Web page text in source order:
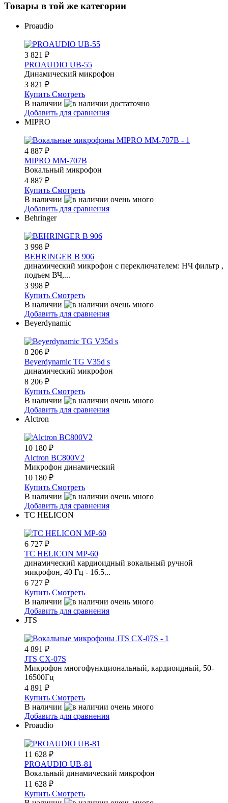
Товары в той же категории
Proaudio
3 821 ₽
PROAUDIO UB-55
Динамический микрофон
3 821 ₽
Купить Смотреть
В наличии
Добавить для сравнения
MIPRO
4 887 ₽
MIPRO MM-707B
Вокальный микрофон
4 887 ₽
Купить Смотреть
В наличии
Добавить для сравнения
Behringer
3 998 ₽
BEHRINGER B 906
динамический микрофон с переключателем: НЧ фильтр ,
подъем ВЧ,...
3 998 ₽
Купить Смотреть
В наличии
Добавить для сравнения
Beyerdynamic
8 206 ₽
Beyerdynamic TG V35d s
динамический микрофон
8 206 ₽
Купить Смотреть
В наличии
Добавить для сравнения
Alctron
10 180 ₽
Alctron BC800V2
Микрофон динамический
10 180 ₽
Купить Смотреть
В наличии
Добавить для сравнения
TC HELICON
6 727 ₽
TC HELICON MP-60
динамический кардиоидный вокальный ручной
микрофон, 40 Гц - 16.5...
6 727 ₽
Купить Смотреть
В наличии
Добавить для сравнения
JTS
4 891 ₽
JTS CX-07S
Микрофон многофункциональный, кардиоидный, 50-
16500Гц
4 891 ₽
Купить Смотреть
В наличии
Добавить для сравнения
Proaudio
11 628 ₽
PROAUDIO UB-81
Вокальный динамический микрофон
11 628 ₽
Купить Смотреть